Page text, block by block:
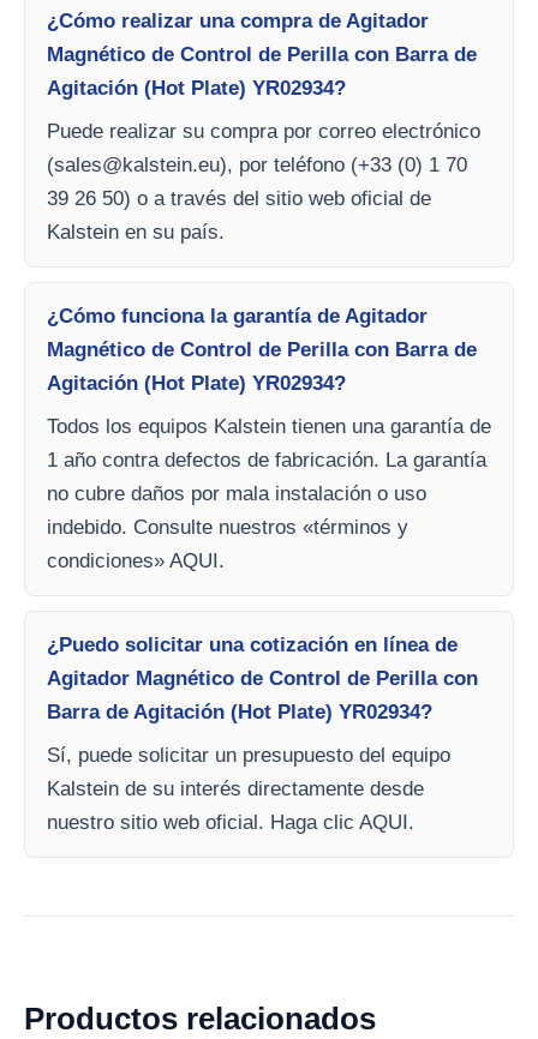
¿Cómo realizar una compra de Agitador
Magnético de Control de Perilla con Barra de
Agitación (Hot Plate) YR02934?
Puede realizar su compra por correo electrónico
(sales@kalstein.eu), por teléfono (+33 (0) 1 70
39 26 50) o a través del sitio web oficial de
Kalstein en su país.
¿Cómo funciona la garantía de Agitador
Magnético de Control de Perilla con Barra de
Agitación (Hot Plate) YR02934?
Todos los equipos Kalstein tienen una garantía de
1 año contra defectos de fabricación. La garantía
no cubre daños por mala instalación o uso
indebido. Consulte nuestros «términos y
condiciones» AQUI.
¿Puedo solicitar una cotización en línea de
Agitador Magnético de Control de Perilla con
Barra de Agitación (Hot Plate) YR02934?
Sí, puede solicitar un presupuesto del equipo
Kalstein de su interés directamente desde
nuestro sitio web oficial. Haga clic AQUI.
Productos relacionados